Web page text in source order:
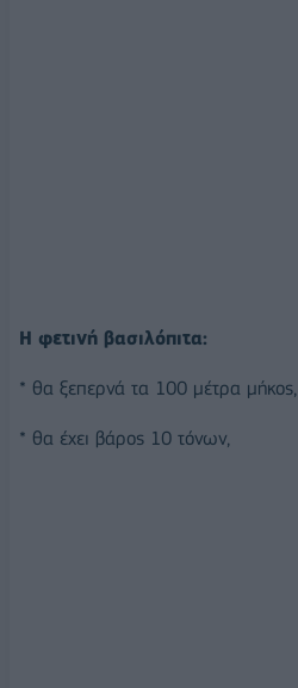
Η φετινή βασιλόπιτα:
* θα ξεπερνά τα 100 μέτρα μήκος,
* θα έχει βάρος 10 τόνων,